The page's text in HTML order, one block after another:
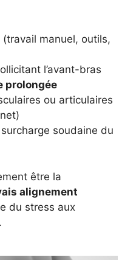
(travail manuel, outils,
l’avant-bras
prolongée
ou articulaires
soudaine du
être la
alignement
du stress aux